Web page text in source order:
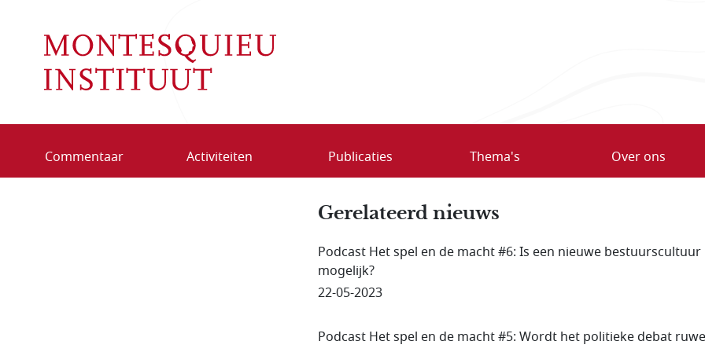
Commentaar Activiteiten Publicaties Thema's Over ons
Gerela­teerd nieuws
Podcast Het spel en de macht #6: Is een nieuwe bestuurscultuur
mogelijk?
22-05-2023
Podcast Het spel en de macht #5: Wordt het politieke debat